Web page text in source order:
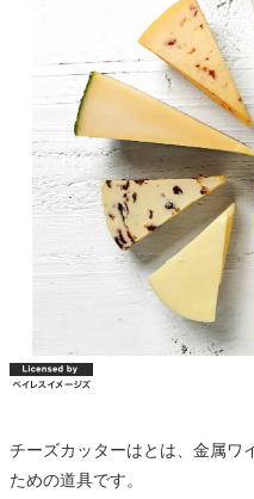
チーズカッターはとは、金属ワ
ための道具です。